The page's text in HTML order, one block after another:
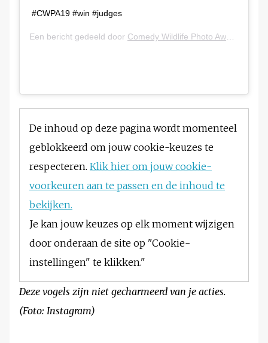
#CWPA19 #win #judges
Een bericht gedeeld door Comedy Wildlife Photo Awards
De inhoud op deze pagina wordt momenteel
geblokkeerd om jouw cookie-keuzes te
respecteren. Klik hier om jouw cookie-
voorkeuren aan te passen en de inhoud te
bekijken.
Je kan jouw keuzes op elk moment wijzigen
door onderaan de site op "Cookie-
instellingen" te klikken."
Deze vogels zijn niet gecharmeerd van je acties.
(Foto: Instagram)